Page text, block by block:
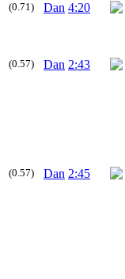
(0.71) Dan 4:20
(0.57) Dan 2:43
(0.57) Dan 2:45